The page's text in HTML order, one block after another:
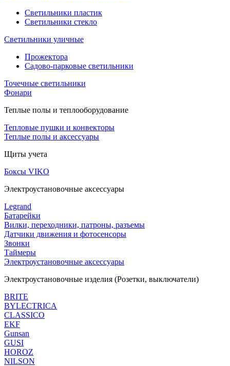
Светильники плаcтик
Светильники стекло
Светильники уличные
Прожектора
Садово-парковые светильники
Точечные светильники
Фонари
Теплые полы и теплооборудование
Тепловые пушки и конвекторы
Теплые полы и аксессуары
Щиты учета
Боксы VIKO
Электроустановочные аксессуары
Legrand
Батарейки
Вилки, переходники, патроны, разъемы
Датчики движения и фотосенсоры
Звонки
Таймеры
Электроустановочные аксессуары
Электроустановочные изделия (Розетки, выключатели)
BRITE
BYLECTRICA
CLASSICO
EKF
Gunsan
GUSI
HOROZ
NILSON